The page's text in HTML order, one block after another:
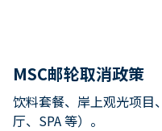
MSC邮轮取消政策
饮料套餐、岸上观光项目
厅、SPA 等）。